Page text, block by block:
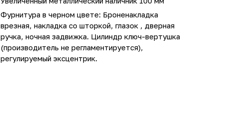
Фурнитура в черном цвете: Броненакладка
врезная, накладка со шторкой, глазок , дверная
ручка, ночная задвижка. Цилиндр ключ-вертушка
(производитель не регламентируется),
регулируемый эксцентрик.